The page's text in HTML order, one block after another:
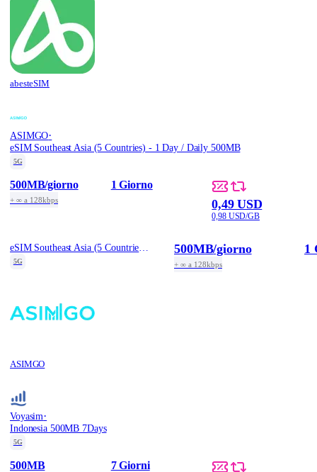
abesteSIM
ASIMGO·
eSIM Southeast Asia (5 Countries) - 1 Day / Daily 500MB
5G
500MB/giorno
+ ∞ a 128kbps
1 Giorno
0,49 USD
0,98 USD/GB
5G
ASIMGO
500MB/giorno
+ ∞ a 128kbps
1
Voyasim·
Indonesia 500MB 7Days
5G
500MB 7 Giorni